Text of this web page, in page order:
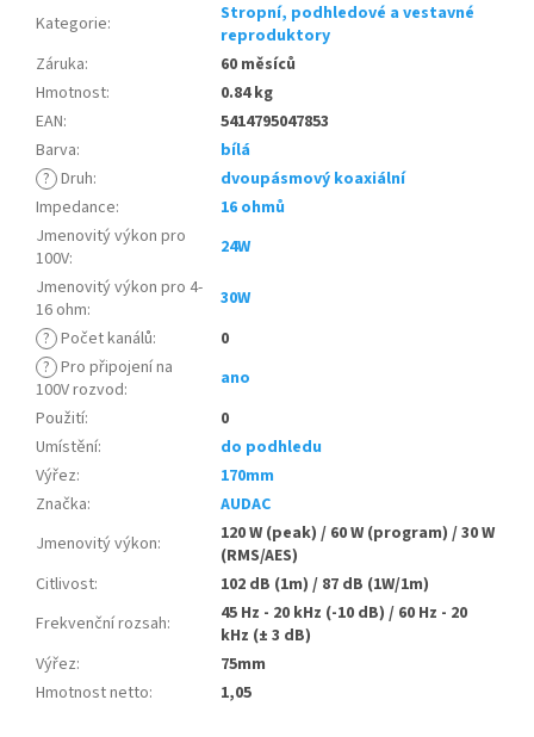
Kategorie:
Stropní, podhledové a vestavné
reproduktory
Záruka:
60 měsíců
Hmotnost:
0.84 kg
EAN:
5414795047853
Barva:
bílá
? Druh:
dvoupásmový koaxiální
Impedance:
16 ohmů
Jmenovitý výkon pro
100V:
24W
Jmenovitý výkon pro 4-
16 ohm:
30W
? Počet kanálů:
0
? Pro připojení na
100V rozvod:
ano
Použití:
0
Umístění:
do podhledu
Výřez:
170mm
Značka:
AUDAC
Jmenovitý výkon:
120 W (peak) / 60 W (program) / 30 W
(RMS/AES)
Citlivost:
102 dB (1m) / 87 dB (1W/1m)
Frekvenční rozsah:
45 Hz - 20 kHz (-10 dB) / 60 Hz - 20
kHz (± 3 dB)
Výřez:
75mm
Hmotnost netto: 1,05